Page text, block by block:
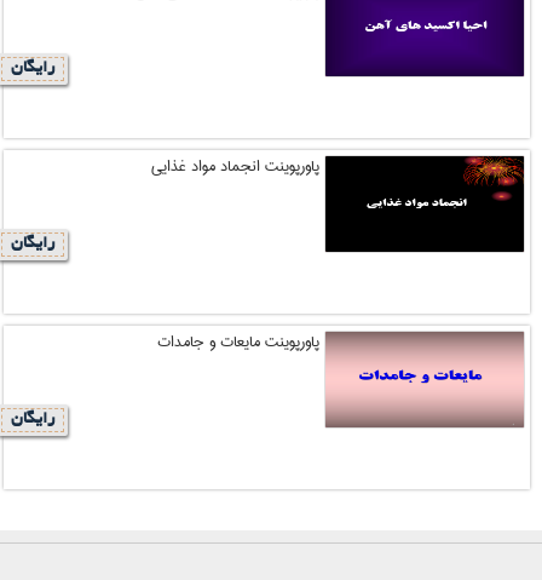
رایگان
پاورپوینت انجماد مواد غذایی
رایگان
پاورپوینت مایعات و جامدات
رایگان